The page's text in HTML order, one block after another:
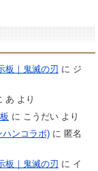
板｜鬼滅の刃 に ジ
あ より
に こうだいより
ハンコラボ)に 匿名
板｜鬼滅の刃 に イ